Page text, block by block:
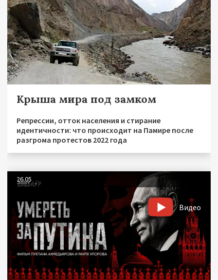
Крыша мира под замком
Репрессии, отток населения и стирание
идентичности: что происходит на Памире после
разгрома протестов 2022 года
26.05
Видео